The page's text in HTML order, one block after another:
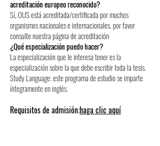
acreditación europeo reconocido?
Sí, OUS está acreditada/certificada por muchos
organismos nacionales e internacionales. por favor
consulte nuestra página de acreditación
¿Qué especialización puedo hacer?
La especialización que le interesa tener es la
especialización sobre la que debe escribir toda la tesis.
Study Language: este programa de estudio se imparte
íntegramente en inglés.
Requisitos de admisión:haga clic aquí